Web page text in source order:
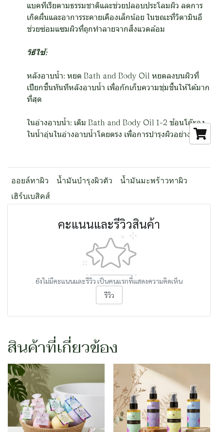
แบคทีเรียตามธรรมชาติและช่วยปลอบประโลมผิว ลดการ
เกิดผื่นและอาการระคายเคืองเล็กน้อย ในขณะที่วิตามินอี
ช่วยซ่อมแซมผิวที่ถูกทำลายจากสิ่งแวดล้อม
วิธีใช้:
หลังอาบน้ำ: หยด Bath and Body Oil หยดลงบนผิวที่
เปียกชื้นทันทีหลังอาบน้ำ เพื่อกักเก็บความชุ่มชื้นให้ได้มาก
ที่สุด
ในอ่างอาบน้ำ: เติม Bath and Body Oil 1-2 ช้อนโต๊ะลง
ในน้ำอุ่นในอ่างอาบน้ำโดยตรง เพื่อการบำรุงผิวอย่างล้ำลึก
ออยล์ทาผิว น้ำมันบำรุงผิวตัว
น้ำมันมะพร้าวทาผิว
เฮิร์บเบสิคส์
คะแนนและรีวิวสินค้า
ยังไม่มีคะแนนและรีวิว เป็นคนแรกที่แสดงความคิดเห็น
รีวิว
สินค้าที่เกี่ยวข้อง